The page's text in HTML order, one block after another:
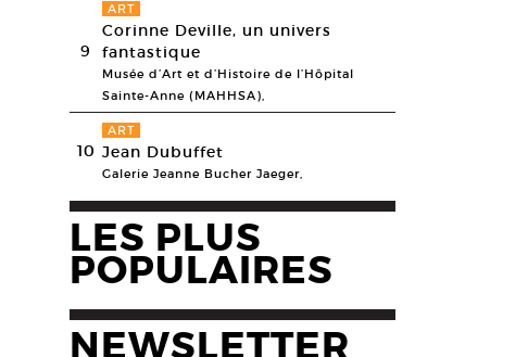
9
ART
Corinne Deville, un univers
fantastique
Musée d’Art et d’Histoire de l’Hôpital
Sainte-Anne (MAHHSA),
10
ART
Jean Dubuffet
Galerie Jeanne Bucher Jaeger,
LES PLUS
POPULAIRES
NEWSLETTER